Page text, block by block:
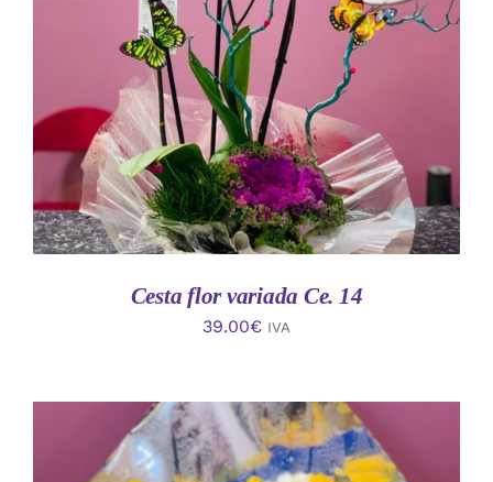
AÑADIR AL CARRITO
DETALLES
Cesta flor variada Ce. 14
39.00€ IVA